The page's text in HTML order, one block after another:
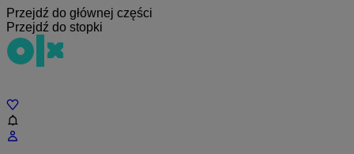
Przejdź do głównej części
Przejdź do stopki